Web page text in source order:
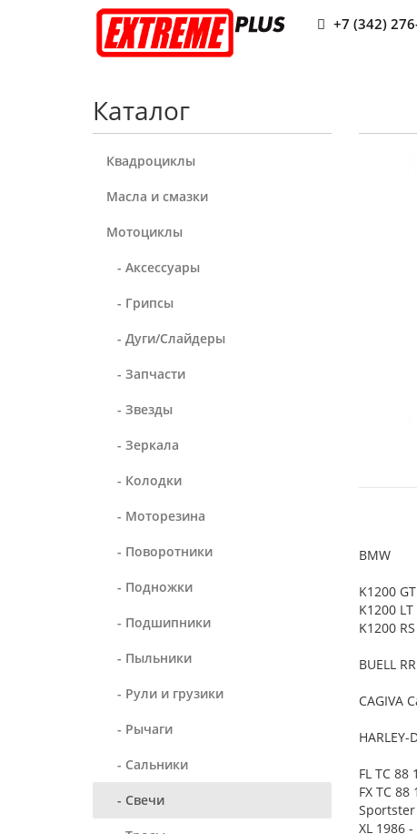
+7 (342)
Каталог
Квадроциклы
Масла и смазки
Мотоциклы
- Аксессуары
- Грипсы
- Дуги/Слайдеры
- Запчасти
- Звезды
- Зеркала
- Колодки
- Моторезина
- Поворотники
- Подножки
- Подшипники
- Пыльники
- Рули и грузики
- Рычаги
- Сальники
- Свечи
BMW
K1200
K1200
K1200
BUELL
CAGIVA
HARLEY-
FL TC 88
FX TC 88
Sportster
XL 1986